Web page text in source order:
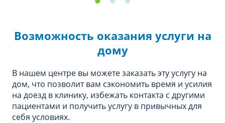
Возможность оказания услуги на
дому
В нашем центре вы можете заказать эту услугу на
дом, что позволит вам сэкономить время и усилия
на доезд в клинику, избежать контакта с другими
пациентами и получить услугу в привычных для
себя условиях.